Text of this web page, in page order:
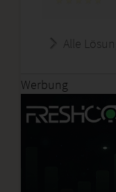
Alle
Werbung